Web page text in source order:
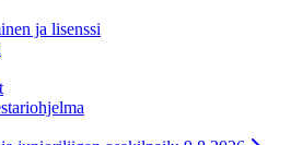
ja lisenssi